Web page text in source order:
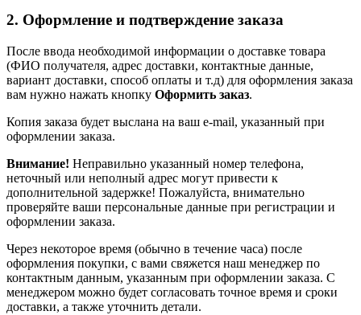
2. Оформление и подтверждение заказа
После ввода необходимой информации о доставке товара
(ФИО получателя, адрес доставки, контактные данные,
вариант доставки, способ оплаты и т.д) для оформления заказа
вам нужно нажать кнопку Оформить заказ.
Копия заказа будет выслана на ваш e-mail, указанный при
оформлении заказа.
Внимание! Неправильно указанный номер телефона,
неточный или неполный адрес могут привести к
дополнительной задержке! Пожалуйста, внимательно
проверяйте ваши персональные данные при регистрации и
оформлении заказа.
Через некоторое время (обычно в течение часа) после
оформления покупки, с вами свяжется наш менеджер по
контактным данным, указанным при оформлении заказа. С
менеджером можно будет согласовать точное время и сроки
доставки, а также уточнить детали.